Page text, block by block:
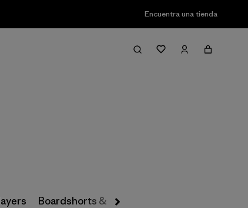
Encuentra una tienda
Filter & Sort
Boardshorts & Rashguards